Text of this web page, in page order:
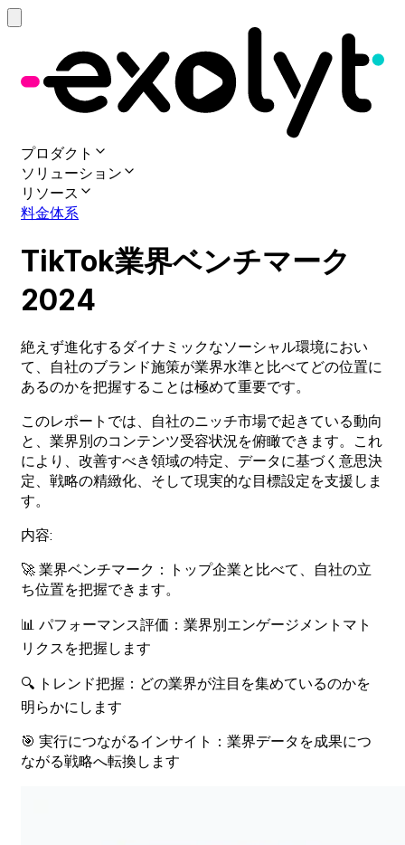
プロダクト
ソリューション
リソース
料金体系
TikTok業界ベンチマーク
2024
絶えず進化するダイナミックなソーシャル環境におい
て、 自社のブランド施策が業界水準と比べてどの位置に
あるのかを把握することは極めて重要です。
このレポートでは、 自社のニッチ市場で起きている動向
と、 業界別のコンテンツ受容状況を俯瞰できます。 これ
により、 改善すべき領域の特定、 データに基づく 意思決
定、 戦略の精緻化、 そして現実的な目標設定を支援しま
す。
内容:
🚀業界ベンチマーク ： トップ企業と比べて、 自社の立
ち位置を把握できます。
📊 パフォーマンス評価 ： 業界別エンゲージメントマト
リクスを把握します
🔍 トレンド把握 ：どの業界が注目を集めているのかを
明らかにします
🎯 実行につながるインサイト ： 業界データを成果につ
ながる戦略へ転換します